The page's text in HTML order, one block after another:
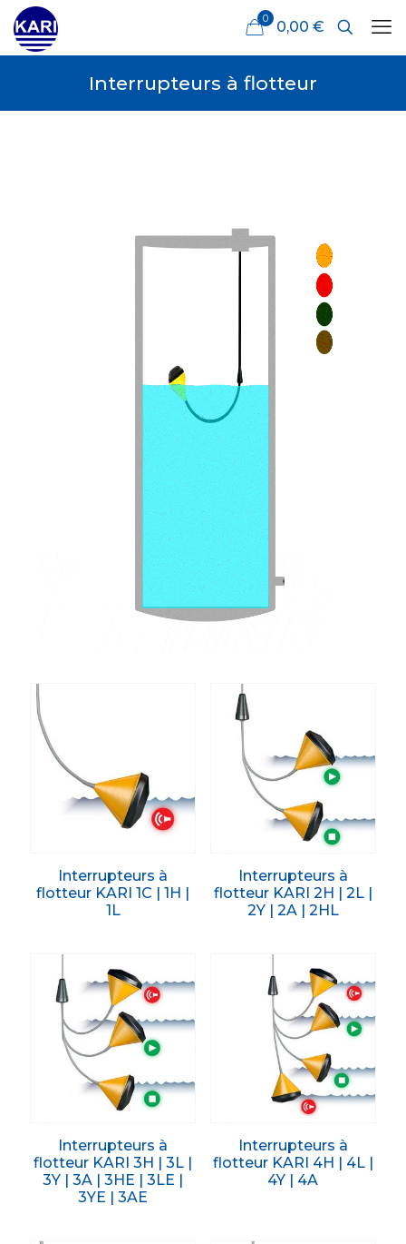
0 0,00 €
Interrupteurs à flotteur
Interrupteurs à
flotteur KARI 1C | 1H |
1L
Interrupteurs à
flotteur KARI 2H | 2L |
2Y | 2A | 2HL
Interrupteurs à
flotteur KARI 3H | 3L |
3Y | 3A | 3HE | 3LE |
3YE | 3AE
Interrupteurs à
flotteur KARI 4H | 4L |
4Y | 4A